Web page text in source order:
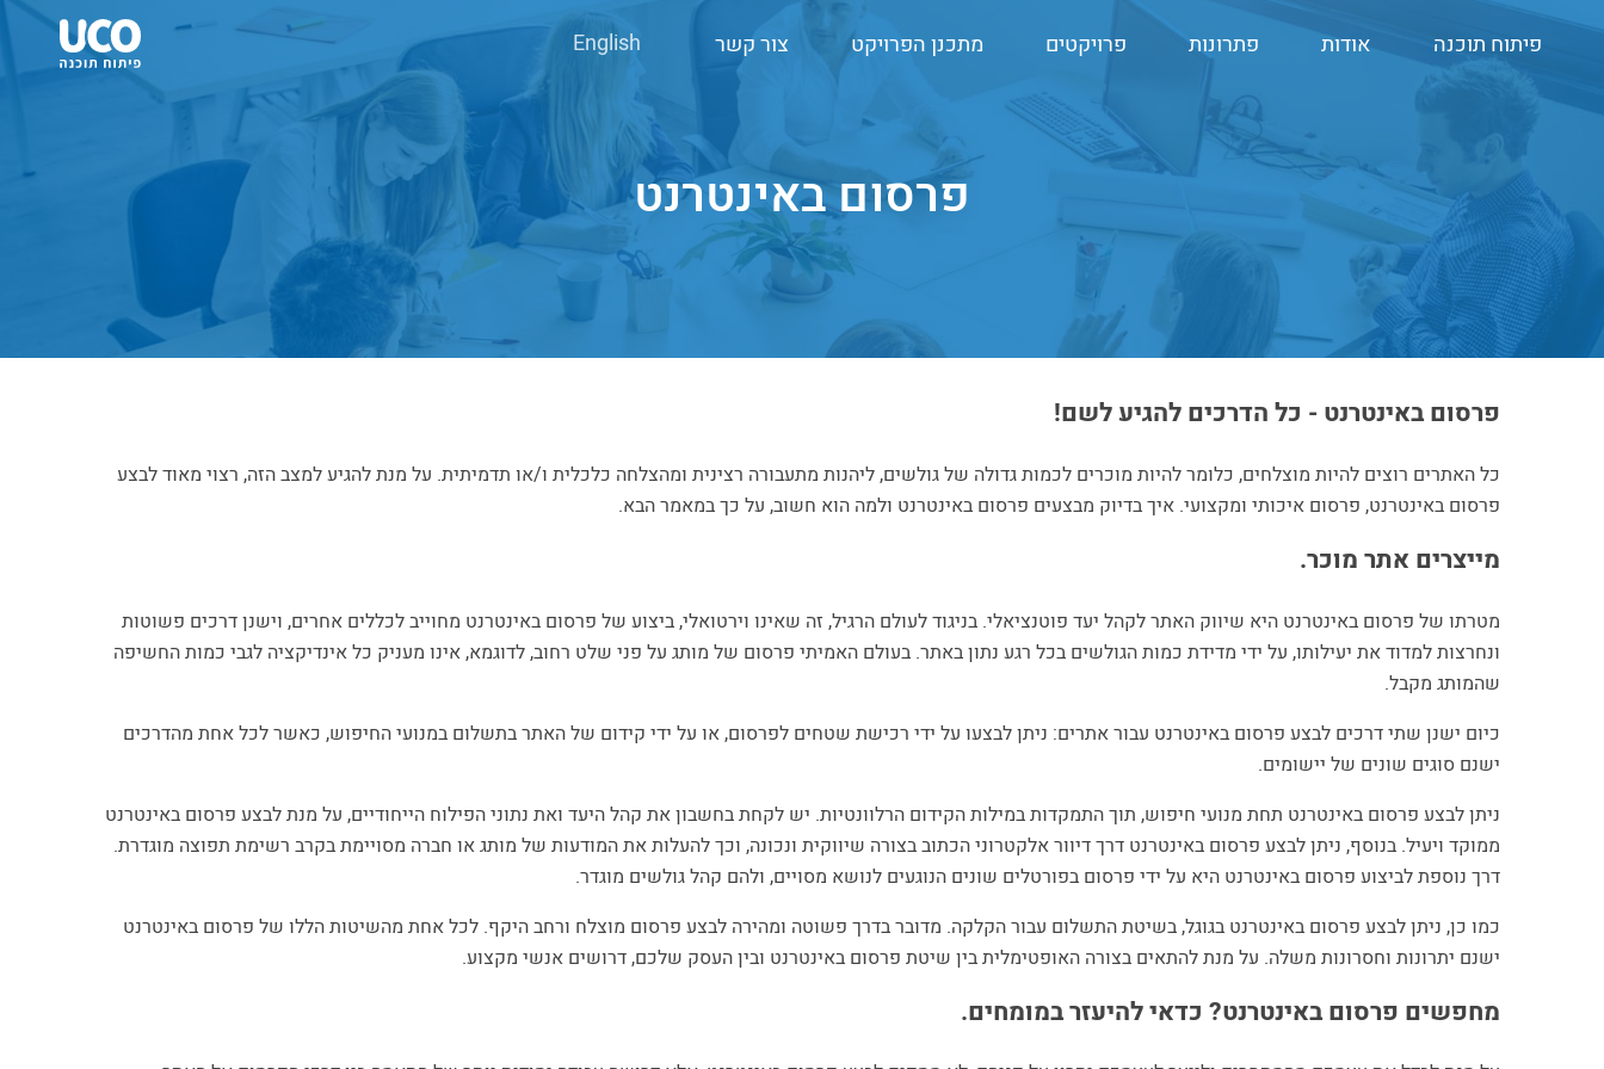
פיתוח תוכנה אודות פתרונות פרויקטים מתכנן הפרויקט צור קשר English
פרסום באינטרנט
פרסום באינטרנט - כל הדרכים להגיע לשם!
כל האתרים רוצים להיות מוצלחים, כלומר להיות מוכרים לכמות גדולה של גולשים, ליהנות מתעבורה רצינית ומהצלחה כלכלית ו/או תדמיתית. על מנת להגיע למצב הזה, רצוי מאוד לבצע
פרסום באינטרנט, פרסום איכותי ומקצועי. איך בדיוק מבצעים פרסום באינטרנט ולמה הוא חשוב, על כך במאמר הבא.
מייצרים אתר מוכר.
מטרתו של פרסום באינטרנט היא שיווק האתר לקהל יעד פוטנציאלי. בניגוד לעולם הרגיל, זה שאינו וירטואלי, ביצוע של פרסום באינטרנט מחוייב לכללים אחרים, וישנן דרכים פשוטות
ונחרצות למדוד את יעילותו, על ידי מדידת כמות הגולשים בכל רגע נתון באתר. בעולם האמיתי פרסום של מותג על פני שלט רחוב, לדוגמא, אינו מעניק כל אינדיקציה לגבי כמות החשיפה
שהמותג מקבל.
כיום ישנן שתי דרכים לבצע פרסום באינטרנט עבור אתרים: ניתן לבצעו על ידי רכישת שטחים לפרסום, או על ידי קידום של האתר בתשלום במנועי החיפוש, כאשר לכל אחת מהדרכים
ישנם סוגים שונים של יישומים.
ניתן לבצע פרסום באינטרנט תחת מנועי חיפוש, תוך התמקדות במילות הקידום הרלוונטיות. יש לקחת בחשבון את קהל היעד ואת נתוני הפילוח הייחודיים, על מנת לבצע פרסום באינטרנט
ממוקד ויעיל. בנוסף, ניתן לבצע פרסום באינטרנט דרך דיוור אלקטרוני הכתוב בצורה שיווקית ונכונה, וכך להעלות את המודעות של מותג או חברה מסויימת בקרב רשימת תפוצה מוגדרת.
דרך נוספת לביצוע פרסום באינטרנט היא על ידי פרסום בפורטלים שונים הנוגעים לנושא מסויים, ולהם קהל גולשים מוגדר.
כמו כן, ניתן לבצע פרסום באינטרנט בגוגל, בשיטת התשלום עבור הקלקה. מדובר בדרך פשוטה ומהירה לבצע פרסום מוצלח ורחב היקף. לכל אחת מהשיטות הללו של פרסום באינטרנט
ישנם יתרונות וחסרונות משלה. על מנת להתאים בצורה האופטימלית בין שיטת פרסום באינטרנט ובין העסק שלכם, דרושים אנשי מקצוע.
מחפשים פרסום באינטרנט? כדאי להיעזר במומחים.